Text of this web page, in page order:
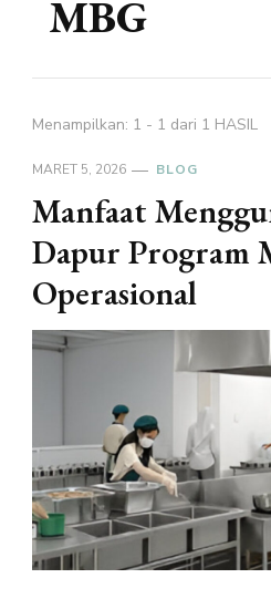
MBG
Menampilkan: 1 - 1 dari 1 HASIL
MARET 5, 2026 BLOG
Manfaat
Dapur Program
Operasional